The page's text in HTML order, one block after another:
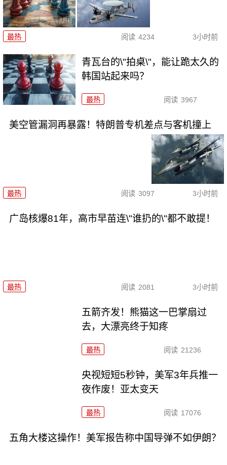
最热 阅读 4234 3小时前
青瓦台的\"拍桌\"，能让跪太久的
韩国站起来吗？
最热 阅读 3967
美空管漏洞再暴露！特朗普专机差点与客机撞上
最热 阅读 3097 3小时前
广岛核爆81年，高市早苗连\"谁扔的\"都不敢提！
最热 阅读 2081 3小时前
五箭齐发！熊猫这一巴掌扇过
去，大漂亮终于知疼
最热 阅读 21236
央视短短5秒钟，美军3年兵推一
夜作废！亚太变天
最热 阅读 17076
五角大楼这操作！美军报告称中国导弹不如伊朗？